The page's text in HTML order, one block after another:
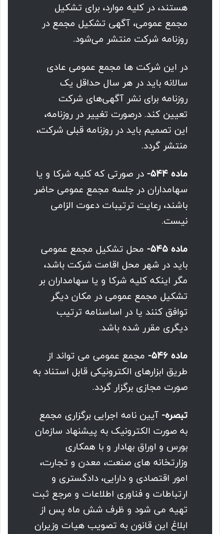
هستند، در کلیه موارد، برای تشکیل
مجمع عمومی، آگهی تشکیل مجمع در
روزنامه شرکت منتشر می‌شود.
در این شرکت ها مجمع عمومی عادی
سالانه باید در هر سال حداقل یک
روزنامه برای نشر آگهی‌های شرکت
تعیین کند. درصورت تغییر در روزنامه،
این تصمیم باید در روزنامه قبلی شرکت،
منتشر گردد.
ماده ۵۴۴-
در صورتی که کلیه شرکا و یا
سهامداران در جلسه مجمع عمومی حاضر
باشند، رعایت ترتیبات دعوت الزامی
نیست.
ماده ۵۴۵-
محل تشکیل مجمع عمومی
باید در شهر محل اقامت شرکت باشد،
مگر اینکه کلیه شرکا و یا سهامداران بر
تشکیل مجمع عمومی در مکان دیگر
توافق کنند یا در اساسنامه ترتیب
دیگری مقرر شده باشد.
ماده ۵۴۶-
مجمع عمومی می تواند از
طریق ابزارهای الکترونیکی قابل استناد به
صورت مجازی برگزار گردد.
تبصره- آیین نامه اجرایی برگزاری مجمع
به صورت الکترونیک به پیشنهاد سازمان
بورس و اوراق بهادار و با همکاری
وزارتخانه های صنعت، معدن و تجارت،
امور اقتصادی و دارایی، دادگستری و
ارتباطات و فناوری اطلاعات و مرجع ثبت
تهیه می شود و ظرف شش ماه پس از
ابلاغ این قانون به تصویب هیات وزیران